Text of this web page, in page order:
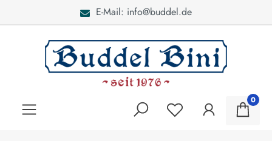
E-Mail: info@buddel.de
0